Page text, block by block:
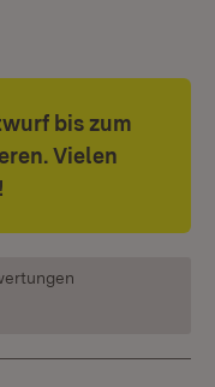
bis zum
Vielen